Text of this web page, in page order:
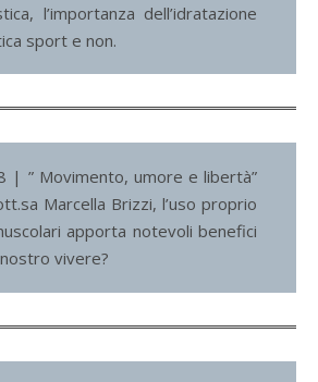
l’importanza dell’idratazione
sport e non.
| ” Movimento, umore e libertà”
Marcella Brizzi, l’uso proprio
apporta notevoli benefici
vivere?